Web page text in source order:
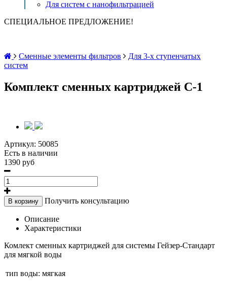
Для систем с нанофильтрацией
СПЕЦИАЛЬНОЕ ПРЕДЛОЖЕНИЕ!
Сменные элементы фильтров
Для 3-х ступенчатых
систем
Комплект сменных картриджей С-1
Артикул: 50085
Есть в наличии
1390 руб
В корзину Получить консультацию
Описание
Характеристики
Комлект сменных картриджей для системы Гейзер-Стандарт
для мягкой воды
тип воды: мягкая